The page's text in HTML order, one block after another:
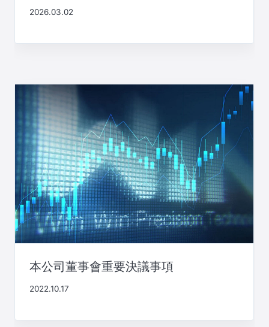
2026.03.02
本公司董事會重要決議事項
2022.10.17